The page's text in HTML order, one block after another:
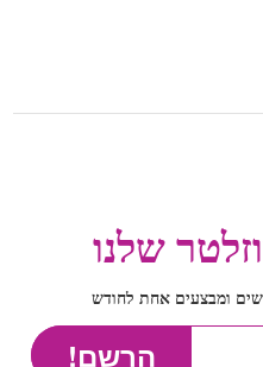
שלנו
ומבצעים אחת לחודש